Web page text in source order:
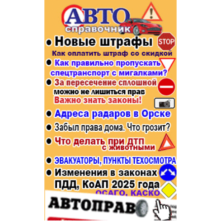
Афиша
Строительство и ремонт
Авто и мото
Рестораны, кафе, бары
Спорт Фитнес
Недвижимость
Красота Косметология
Телекоммуникации и связь
Торговля
Бизнес и финансы
Юристы, Экспертиза, Страхование
Ремонт
Социальные организации
Это интересно
Администрация
Популярное →
Строительство и ремонт